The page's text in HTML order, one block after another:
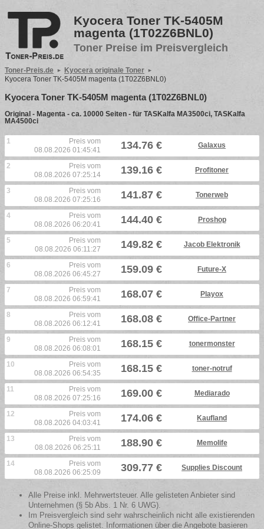
Kyocera Toner TK-5405M
magenta (1T02Z6BNL0)
Toner Preise im Preisvergleich
Toner-Preis.de
Kyocera originale Toner
Kyocera Toner TK-5405M magenta (1T02Z6BNL0)
Kyocera Toner TK-5405M magenta (1T02Z6BNL0)
Original - Magenta - ca. 10000 Seiten - für TASKalfa MA3500ci, TASKalfa
MA4500ci
1
Preis vom
08.08.2026 01:45:41
134.76 € Galaxus
2
Preis vom
08.08.2026 07:25:14
139.16 € Profitoner
3
Preis vom
08.08.2026 07:25:16
141.87 € Tonerweb
4
Preis vom
08.08.2026 06:20:41
144.40 € Proshop
5
Preis vom
08.08.2026 06:11:27
149.82 € Jacob Elektronik
6
Preis vom
08.08.2026 06:45:27
159.09 € Future-X
7
Preis vom
08.08.2026 06:59:41
168.07 € Playox
8
Preis vom
08.08.2026 06:12:41
168.08 € Office-Partner
9
Preis vom
08.08.2026 06:08:01
168.15 € tonermonster
10
Preis vom
08.08.2026 06:54:35
168.15 € toner-notruf
11
Preis vom
08.08.2026 07:25:16
169.00 € Mediarado
12
Preis vom
08.08.2026 04:03:41
174.06 € Kaufland
13
Preis vom
08.08.2026 06:25:11
188.90 € Memolife
14
Preis vom
08.08.2026 06:25:09
309.77 € Supplies Discount
Alle Preise inkl. Mehrwertsteuer. Alle gelisteten Anbieter sind
Unternehmen (§ 5b Abs. 1 Nr. 6 UWG).
Im Preisvergleich sind sehr wahrscheinlich nicht alle existierenden
Online-Shops gelistet. Informationen über die Angebote basieren